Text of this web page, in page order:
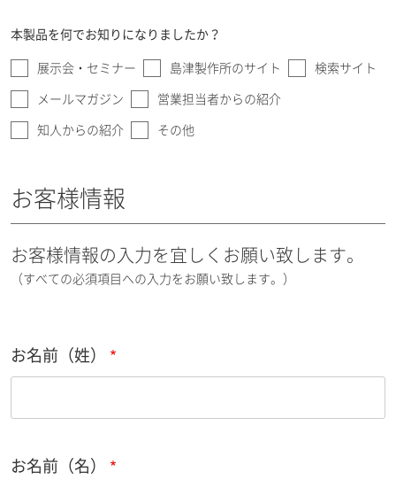
本製品を何でお知りになりましたか？
展示会・セミナー 島津製作所のサイト 検索サイト
メールマガジン 営業担当者からの紹介
知人からの紹介 その他
お客様情報
お客様情報の入力を宜しくお願い致します。
（すべての必須項目への入力をお願い致します。）
お名前（姓）
お名前（名）